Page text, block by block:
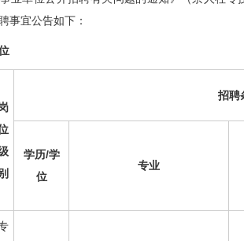
事宜公告如下：
招聘
学历/学
位
专业